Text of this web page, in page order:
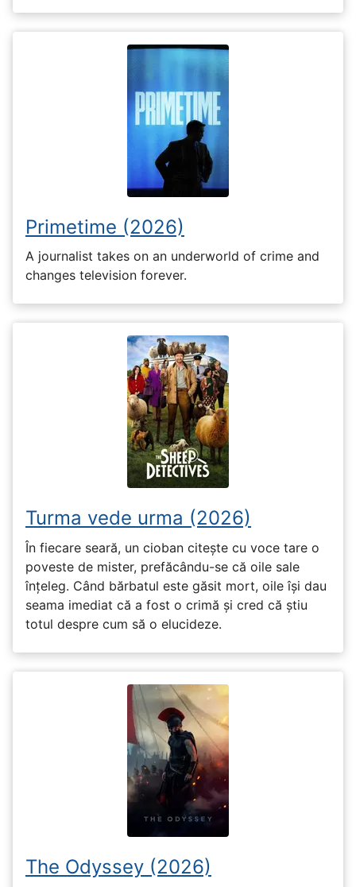
Primetime (2026)
A journalist takes on an underworld of crime and
changes television forever.
Turma vede urma (2026)
În fiecare seară, un cioban citește cu voce tare o
poveste de mister, prefăcându-se că oile sale
înțeleg. Când bărbatul este găsit mort, oile își dau
seama imediat că a fost o crimă și cred că știu
totul despre cum să o elucideze.
The Odyssey (2026)